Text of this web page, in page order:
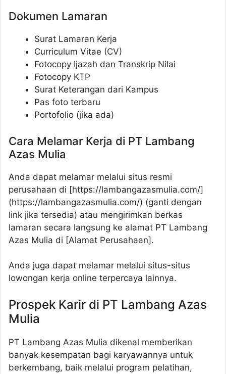
Dokumen Lamaran
Surat Lamaran Kerja
Curriculum Vitae (CV)
Fotocopy Ijazah dan Transkrip Nilai
Fotocopy KTP
Surat Keterangan dari Kampus
Pas foto terbaru
Portofolio (jika ada)
Cara Melamar Kerja di PT Lambang
Azas Mulia
Anda dapat melamar melalui situs resmi
perusahaan di [https://lambangazasmulia.com/]
(https://lambangazasmulia.com/) (ganti dengan
link jika tersedia) atau mengirimkan berkas
lamaran secara langsung ke alamat PT Lambang
Azas Mulia di [Alamat Perusahaan].
Anda juga dapat melamar melalui situs-situs
lowongan kerja online terpercaya lainnya.
Prospek Karir di PT Lambang Azas
Mulia
PT Lambang Azas Mulia dikenal memberikan
banyak kesempatan bagi karyawannya untuk
berkembang, baik melalui program pelatihan,